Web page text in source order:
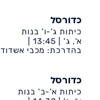
כדורסל
כיתות ג'-ו' בנות
א', ג' | 13:45 |
דיונה-ביה״ס אמירים
בהדרכת: מכבי אשדוד
כדורסל
כיתות א'-ב' בנות